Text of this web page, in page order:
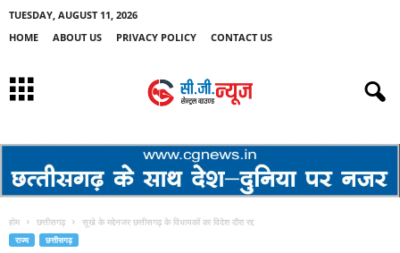
TUESDAY, AUGUST 11, 2026
HOME
ABOUT US PRIVACY POLICY CONTACT US
होम छत्तीसगढ़ सूखे के मद्देनजर छत्तीसगढ़ के विधायकों का विदेश दौरा रद्द
राज्य छत्तीसगढ़